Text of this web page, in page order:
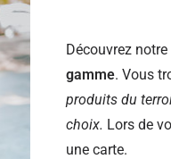
Découvrez
gamme. Vous
produits du
choix. Lors de
une carte.